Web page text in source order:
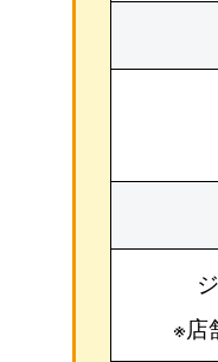
※店